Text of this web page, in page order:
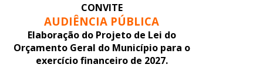
CONVITE
AUDIÊNCIA PÚBLICA
Elaboração do Projeto de Lei do
Orçamento Geral do Município para o
exercício financeiro de 2027.